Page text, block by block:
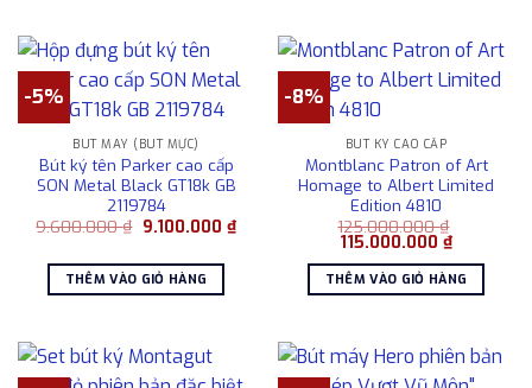
-5%
BÚT MÁY (BÚT MỰC)
Bút ký tên Parker cao cấp
SON Metal Black GT18k GB
2119784
9.600.000₫ Giá
9.600.000 ₫.
9.100.000 ₫Giá
hiện
THÊM VÀO GIỎ HÀNG
-8%
BÚT KÝ CAO CẤP
Montblanc Patron of Art
Homage to Albert Limited
Edition 4810
125.000.000₫
Giá
là:
125.000.000 ₫.
115.000.000 ₫Giá
hiện
tại
là:
THÊM VÀO GIỎ HÀNG